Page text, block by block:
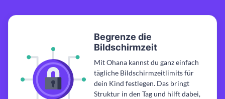
Begrenze die
Bildschirmzeit
Mit Ohana kannst du ganz einfach
tägliche Bildschirmzeitlimits für
dein Kind festlegen. Das bringt
Struktur in den Tag und hilft dabei,